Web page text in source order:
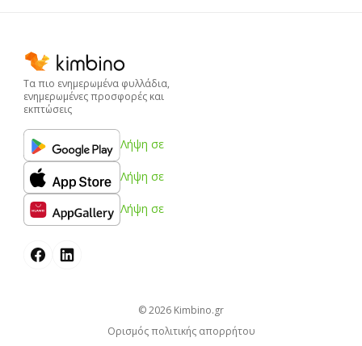
Τα πιο ενημερωμένα φυλλάδια,
ενημερωμένες προσφορές και
εκπτώσεις
Λήψη σε
Λήψη σε
Λήψη σε
© 2026
kimbino.gr
Ορισμός πολιτικής απορρήτου